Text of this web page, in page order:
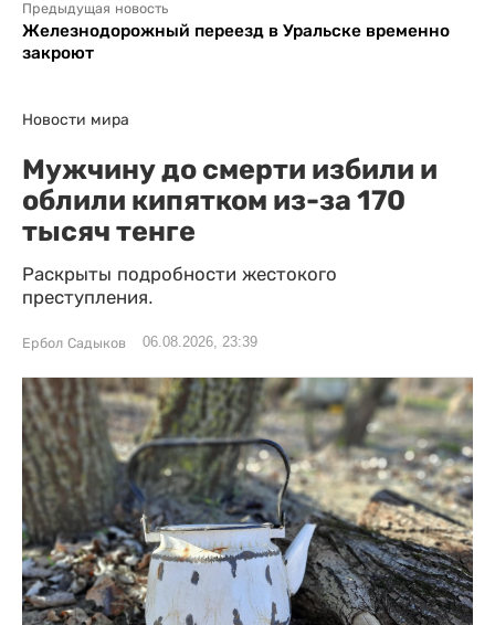
Предыдущая новость
Железнодорожный переезд в Уральске временно
закроют
Новости мира
Мужчину до смерти избили и
облили кипятком из-за 170
тысяч тенге
Раскрыты подробности жестокого
преступления.
Ербол Садыков 06.08.2026, 23:39